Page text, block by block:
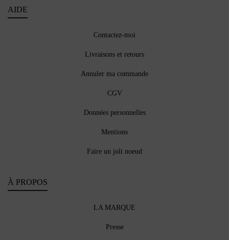
AIDE
Contactez-moi
Livraisons et retours
Annuler ma commande
CGV
Données personnelles
Mentions
Faire un joli noeud
À PROPOS
LA MARQUE
Presse